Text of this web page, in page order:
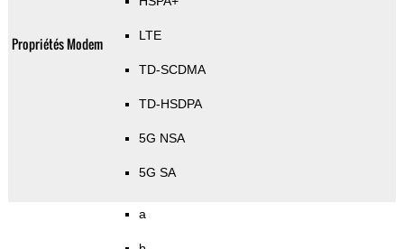
Propriétés Modem LTE
TD-SCDMA
TD-HSDPA
5G NSA
5G SA
a